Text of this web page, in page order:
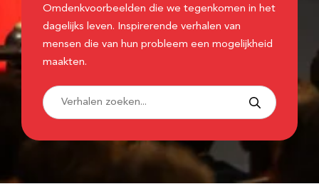
Omdenkvoorbeelden die we tegenkomen in het
dagelijks leven. Inspirerende verhalen van
mensen die van hun probleem een mogelijkheid
maakten.